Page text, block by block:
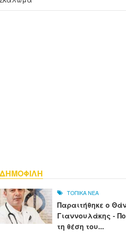
ΔΗΜΟΦΙΛΗ
ΤΟΠΙΚΑ ΝΕΑ
Παραιτήθηκε ο
Γιαννουλάκης -
τη θέση του...